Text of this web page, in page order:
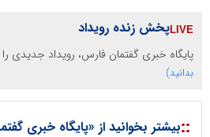
پخش زنده رویداد
پایگاه خبری گفتمان فارس، رویداد جدیدی
بدانید)
::بیشتر بخوانید از «پایگاه خبری